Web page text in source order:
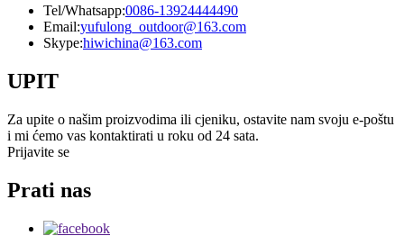
Tel/Whatsapp:0086-13924444490
Email:yufulong_outdoor@163.com
Skype:hiwichina@163.com
UPIT
Za upite o našim proizvodima ili cjeniku, ostavite nam svoju e-poštu
i mi ćemo vas kontaktirati u roku od 24 sata.
Prijavite se
Prati nas